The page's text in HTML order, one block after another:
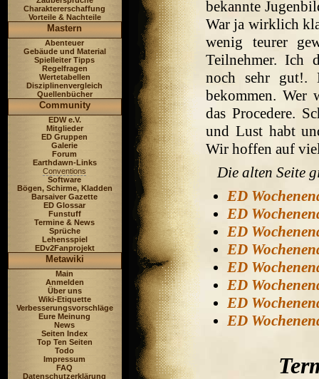
Charaktererschaffung
Vorteile & Nachteile
Mastern
Abenteuer
Gebäude und Material
Spielleiter Tipps
Regelfragen
Wertetabellen
Disziplinenvergleich
Quellenbücher
Community
EDW e.V.
Mitglieder
ED Gruppen
Galerie
Forum
Earthdawn-Links
Conventions
Software
Bögen, Schirme, Kladden
Barsaiver Gazette
ED Glossar
Funstuff
Termine & News
Sprüche
Lehensspiel
EDv2Fanprojekt
Metawiki
Main
Anmelden
Über uns
Wiki-Etiquette
Verbesserungsvorschläge
Eure Meinung
News
Seiten Index
Top Ten Seiten
Todo
Impressum
FAQ
Datenschutzerklärung
bekannte
War ja wirklich
wenig teurer
Teilnehmer. Ich
noch sehr gut!.
bekommen. Wer
das Procedere.
und Lust habt
Wir hoffen auf
Die alten Seite
ED
ED
ED
ED
ED
ED
ED
ED